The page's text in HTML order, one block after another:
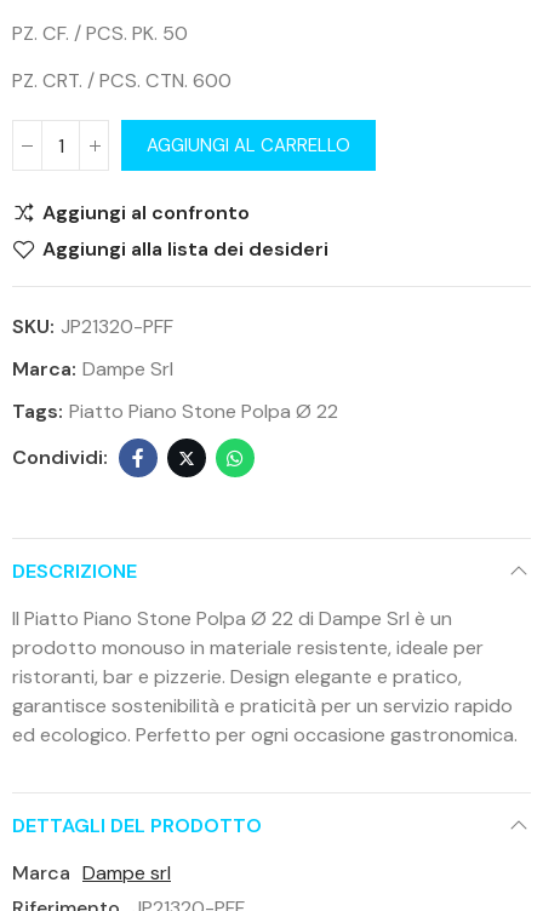
PZ. CF. / PCS. PK. 50
PZ. CRT. / PCS. CTN. 600
AGGIUNGI AL CARRELLO
Aggiungi al confronto
Aggiungi alla lista dei desideri
SKU: JP21320-PFF
Marca: Dampe Srl
Tags: Piatto Piano Stone Polpa Ø 22
DESCRIZIONE
Il Piatto Piano Stone Polpa Ø 22 di Dampe Srl è un
prodotto monouso in materiale resistente, ideale per
ristoranti, bar e pizzerie. Design elegante e pratico,
garantisce sostenibilità e praticità per un servizio rapido
ed ecologico. Perfetto per ogni occasione gastronomica.
DETTAGLI DEL PRODOTTO
Marca Dampe srl